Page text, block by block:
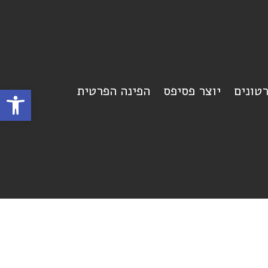
פתח יוצר פסיפס הפינה הפרטית